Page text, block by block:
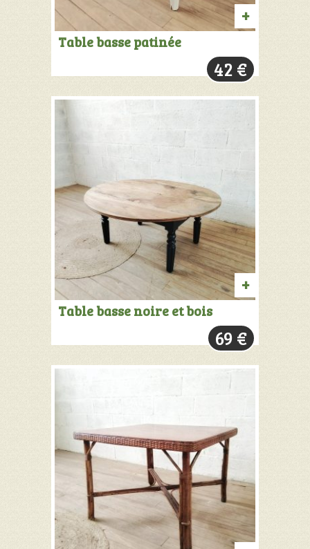
PANIER
Table basse patinée
42 €
PANIER
Table basse noire et bois
69 €